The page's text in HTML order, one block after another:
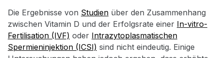
Die Ergebnisse von Studien über den Zusammenhang
zwischen Vitamin D und der Erfolgsrate einer In-vitro-
Fertilisation (IVF) oder Intrazytoplasmatischen
Spermieninjektion (ICSI) sind nicht eindeutig. Einige